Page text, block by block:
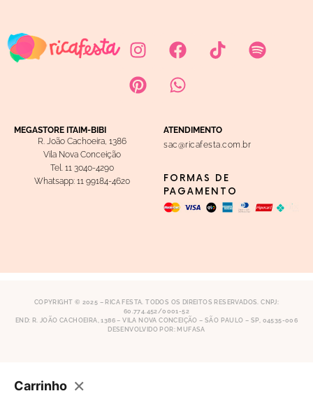
MEGASTORE ITAIM-BIBI
R. João Cachoeira, 1386
Vila Nova Conceição
Tel. 11 3040-4290
Whatsapp: 11 99184-4620
ATENDIMENTO
sac@ricafesta.com.br
FORMAS DE
PAGAMENTO
COPYRIGHT © 2025 – RICA FESTA. TODOS OS DIREITOS RESERVADOS. CNPJ:
60.774.452/0001-52
END: R. JOÃO CACHOEIRA, 1386 – VILA NOVA CONCEIÇÃO – SÃO PAULO – SP, 04535-006
DESENVOLVIDO POR: MUFASA
Carrinho ×